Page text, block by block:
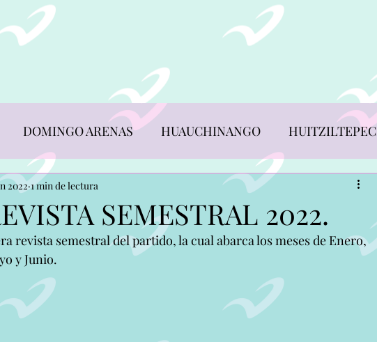
DOMINGO ARENAS HUAUCHINANGO HUITZILTEPEC
REVISTAS ALIANCISTAS
SAN PEDRO YELOIXTLAHUACA TEPANCO DE LÓPEZ
GUERRERO XAYACATLAN DE BRAVO
SEMESTRAL 2022.
2022 1 min de lectura
revista semestral del partido, la cual abarca los meses de Enero,
y Junio.